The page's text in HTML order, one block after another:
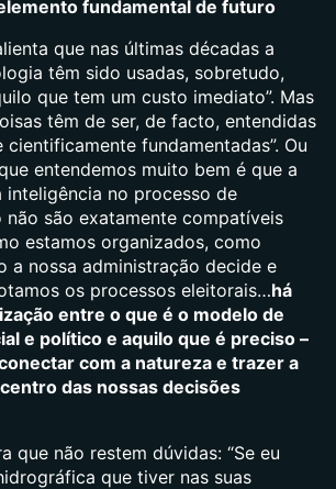
fundamental de futuro
que nas últimas décadas a
têm sido usadas, sobretudo,
que tem um custo imediato”. Mas
têm de ser, de facto, entendidas
fundamentadas”. Ou
entendemos muito bem é que a
inteligência no processo de
não são exatamente compatíveis
estamos organizados, como
a nossa administração decide e
os processos eleitorais…há
entre o que é o modelo de
e político e aquilo que é preciso –
com a natureza e trazer a
das nossas decisões
que não restem dúvidas: “Se eu
que tiver nas suas